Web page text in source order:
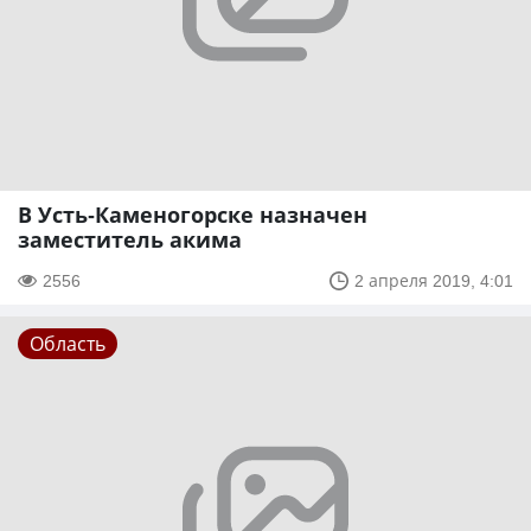
В Усть-Каменогорске назначен
заместитель акима
2556 2 апреля 2019, 4:01
Область